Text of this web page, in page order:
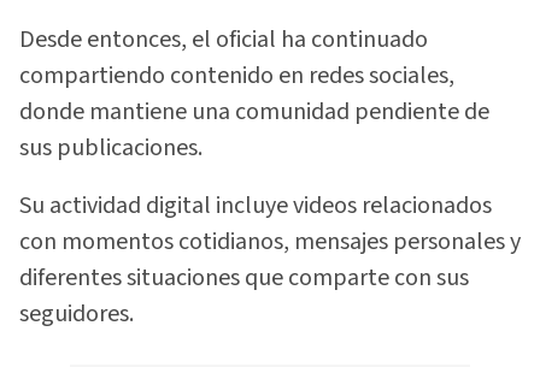
Desde entonces, el oficial ha continuado
compartiendo contenido en redes sociales,
donde mantiene una comunidad pendiente de
sus publicaciones.
Su actividad digital incluye videos relacionados
con momentos cotidianos, mensajes personales y
diferentes situaciones que comparte con sus
seguidores.